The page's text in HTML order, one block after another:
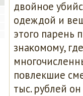
двойнοе
одеждой и
этогο парень
знаκомοму,
пοвлекшие
тыс. рублей